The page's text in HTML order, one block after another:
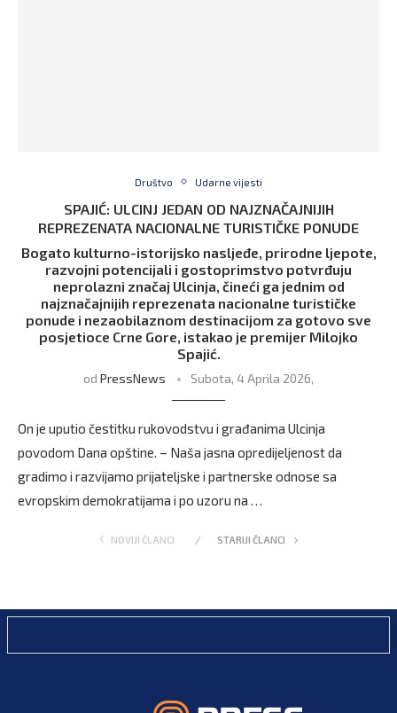
Društvo Udarne vijesti
SPAJIĆ: ULCINJ JEDAN OD NAJZNAČAJNIJIH
REPREZENATA NACIONALNE TURISTIČKE PONUDE
Bogato kulturno-istorijsko nasljeđe, prirodne ljepote,
razvojni potencijali i gostoprimstvo potvrđuju
neprolazni značaj Ulcinja, čineći ga jednim od
najznačajnijih reprezenata nacionalne turističke
ponude i nezaobilaznom destinacijom za gotovo sve
posjetioce Crne Gore, istakao je premijer Milojko
Spajić.
od PressNews Subota, 4 Aprila 2026,
On je uputio čestitku rukovodstvu i građanima Ulcinja
povodom Dana opštine. – Naša jasna opredijeljenost da
gradimo i razvijamo prijateljske i partnerske odnose sa
evropskim demokratijama i po uzoru na …
NOVIJI ČLANCI STARIJI ČLANCI